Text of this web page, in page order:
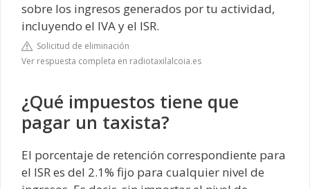
sobre los ingresos generados por tu actividad,
incluyendo el IVA y el ISR.
Solicitud de eliminación
Ver respuesta completa en radiotaxilalcoia.es
¿Qué impuestos tiene que
pagar un taxista?
El porcentaje de retención correspondiente para
el ISR es del 2.1% fijo para cualquier nivel de